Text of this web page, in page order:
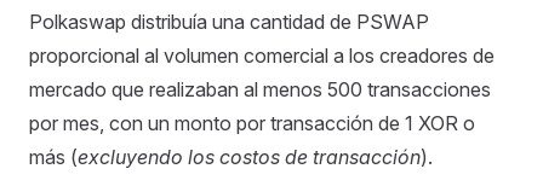
Polkaswap distribuía una cantidad de PSWAP
proporcional al volumen comercial a los creadores de
mercado que realizaban al menos 500 transacciones
por mes, con un monto por transacción de 1 XOR o
más (excluyendo los costos de transacción).